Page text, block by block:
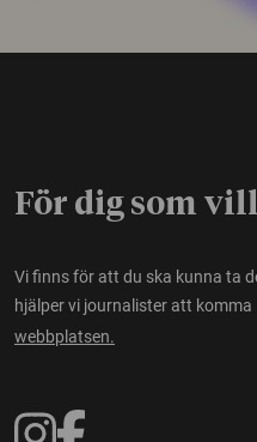
För dig som
Vi finns för att du ska kunna ta
hjälper vi journalister att
webbplatsen.